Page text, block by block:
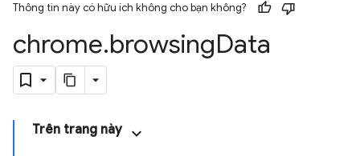
Thông tin này có hữu ích không cho bạn không?
chrome.browsingData
Trên trang này